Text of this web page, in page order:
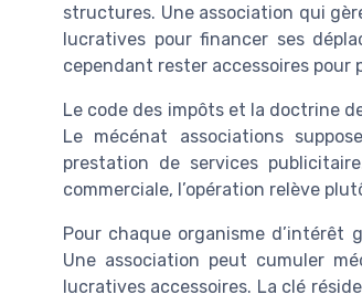
structures. Une association qui
lucratives pour financer ses
cependant rester accessoires pour
Le code des impôts et la doctrine
Le mécénat associations
prestation de services
commerciale, l’opération relève
Pour chaque organisme d’intérêt
Une association peut cumuler
lucratives accessoires. La clé